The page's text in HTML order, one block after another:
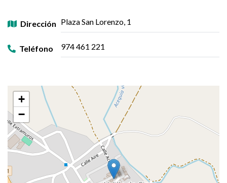
Dirección Plaza San Lorenzo, 1
Teléfono 974 461 221
+
−